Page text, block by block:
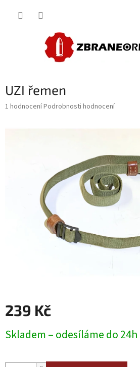
UZI řemen
Průměrné
1 hodnoceníPodrobnosti hodnocení
239 Kč
cena:
Skladem – odesíláme do 24h